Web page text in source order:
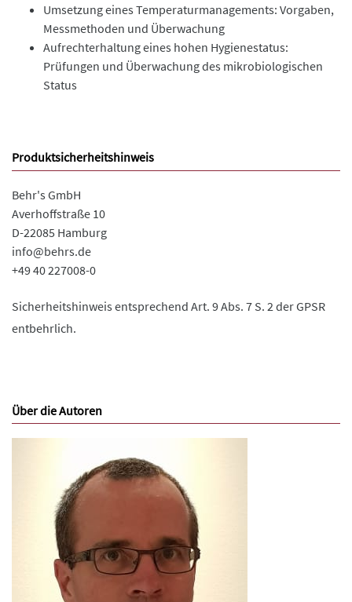
Umsetzung eines Temperaturmanagements: Vorgaben,
Messmethoden und Überwachung
Aufrechterhaltung eines hohen Hygienestatus:
Prüfungen und Überwachung des mikrobiologischen
Status
Produktsicherheitshinweis
Behr's GmbH
Averhoffstraße 10
D-22085 Hamburg
info@behrs.de
+49 40 227008-0
Sicherheitshinweis entsprechend Art. 9 Abs. 7 S. 2 der GPSR
entbehrlich.
Über die Autoren